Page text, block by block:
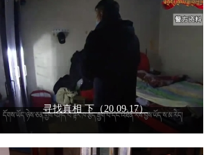
寻找真相 下（20.09.17）